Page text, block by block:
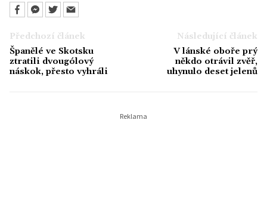
Předchozí článek
Španělé ve Skotsku
ztratili dvougólový
náskok, přesto vyhráli
Následující článek
V lánské oboře prý
někdo otrávil zvěř,
uhynulo deset jelenů